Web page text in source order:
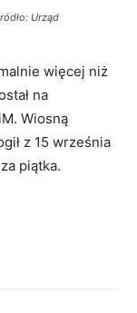
Urząd
więcej niż
na
Wiosną
z 15 września
piątka.